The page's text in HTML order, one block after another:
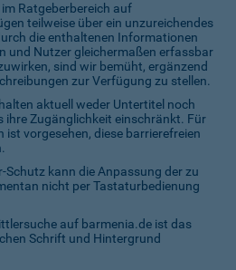
Ratgeberbereich auf
teilweise über ein unzureichendes
die enthaltenen Informationen
und Nutzer gleichermaßen erfassbar
sind wir bemüht, ergänzend
zur Verfügung zu stellen.
aktuell weder Untertitel noch
ihre Zugänglichkeit einschränkt. Für
vorgesehen, diese barrierefreien
Schutz kann die Anpassung der zu
nicht per Tastaturbedienung
auf barmenia.de ist das
Schrift und Hintergrund